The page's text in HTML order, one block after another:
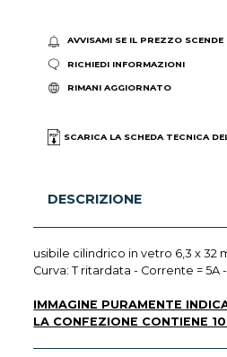
AVVISAMI SE IL PREZZO SCENDE
RICHIEDI INFORMAZIONI
RIMANI AGGIORNATO
SCARICA LA SCHEDA TECNICA
DESCRIZIONE
usibile cilindrico in vetro 6,3 x 32
Curva: T ritardata - Corrente = 5A
IMMAGINE PURAMENTE
LA CONFEZIONE CONTIENE